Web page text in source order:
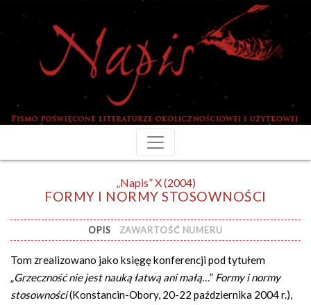
„Napis” X (2004)
FORMY I NORMY STOSOWNOŚCI
OPIS ZAWARTOŚĆ NUMERU
Tom zrealizowano jako księgę konferencji pod tytułem
„Grzeczność nie jest nauką łatwą ani małą…” Formy i normy
stosowności(Konstancin-Obory, 20-22 października 2004 r.),